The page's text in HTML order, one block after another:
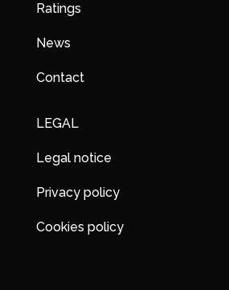
Ratings
News
Contact
LEGAL
Legal notice
Privacy policy
Cookies policy